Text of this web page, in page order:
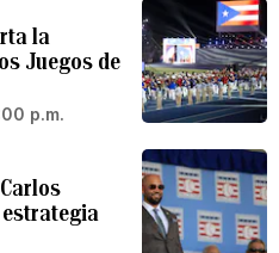
la
Juegos de
p.m.